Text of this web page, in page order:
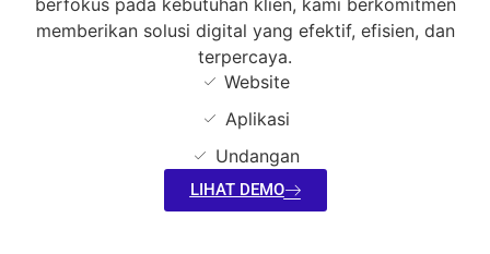
memberikan solusi digital yang efektif, efisien, dan
terpercaya.
Website
Aplikasi
Undangan
LIHAT DEMO